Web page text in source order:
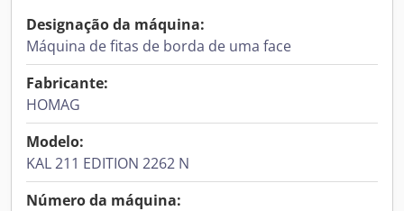
Designação da máquina:
Máquina de fitas de borda de uma face
Fabricante:
HOMAG
Modelo:
KAL 211 EDITION 2262 N
Número da máquina: